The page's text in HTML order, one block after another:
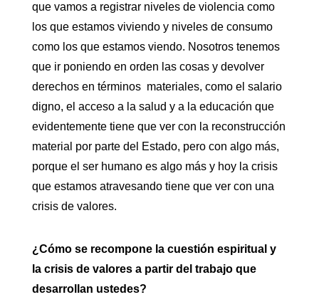
que vamos a registrar niveles de violencia como
los que estamos viviendo y niveles de consumo
como los que estamos viendo. Nosotros tenemos
que ir poniendo en orden las cosas y devolver
derechos en términos materiales, como el salario
digno, el acceso a la salud y a la educación que
evidentemente tiene que ver con la reconstrucción
material por parte del Estado, pero con algo más,
porque el ser humano es algo más y hoy la crisis
que estamos atravesando tiene que ver con una
crisis de valores.
¿Cómo se recompone la cuestión espiritual y
la crisis de valores a partir del trabajo que
desarrollan ustedes?